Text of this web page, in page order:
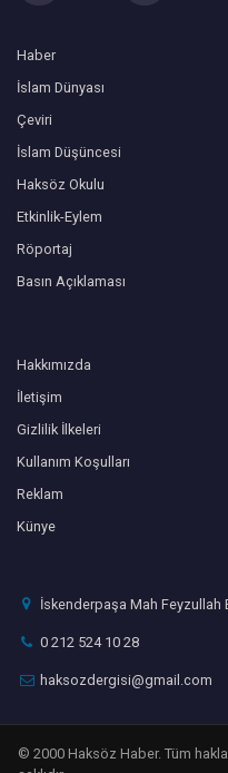
Haber
İslam Dünyası
Çeviri
İslam Düşüncesi
Haksöz Okulu
Etkinlik-Eylem
Röportaj
Basın Açıklaması
Hakkımızda
İletişim
Gizlilik İlkeleri
Kullanım Koşulları
Reklam
Künye
İskenderpaşa Mah Feyzullah
0 212 524 10 28
haksozdergisi@gmail.com
© 2000 Haksöz Haber. Tüm